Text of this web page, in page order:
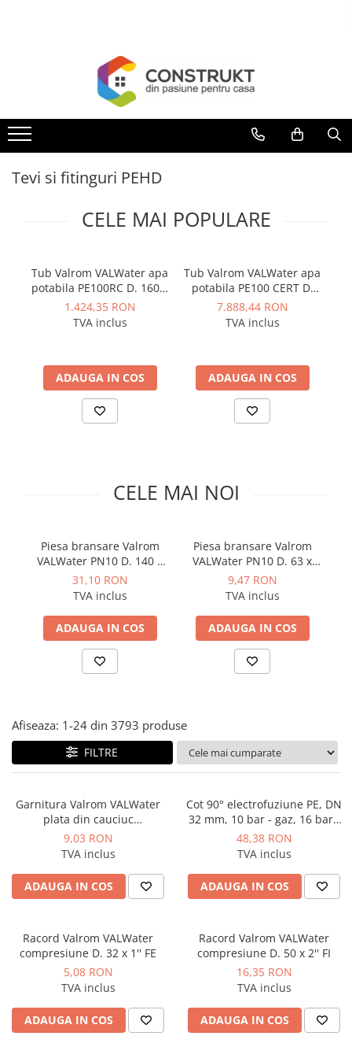
Termoseminee, seminee si sobe
Cazane pe combustibil solid
Cazane pe combustibil gazos/lichid
Aeroterme si destratificatoare de
Radiatoare si convectoare
Incalzire in pardoseala
Panouri radiante si incalzitoare cu
Schimbatoare de caldura
Pompe de caldura
Generatoare de abur
egalizare
Pompe de circulatie si accesorii
Vase de expansiune termice
Detectoare si regulatoare de gaz si
Producere apa calda menajera
Instant apa calda pe gaz / GPL
Panouri solare si fotovoltaice
Panouri solare cu tuburi vidate
Pachete complete panouri solare
Echipamente pentru panouri
Panouri solare fotovoltaice
Perdele de aer
Ventiloconvectoare si sisteme VRF
Rooftop-uri pentru racire si
Tevi si fitinguri PEHD
CELE MAI POPULARE
Tub Valrom VALWater apa
potabila PE100RC D. 160 x
9,5mm PN10 SDR17 bara
13m
1.424,35 RON
TVA inclus
ADAUGA IN COS
Tub Valrom VALWater apa
potabila PE100 CERT D.
500 x 19,1mm PN6 SDR26
bara 13m
7.888,44 RON
TVA inclus
ADAUGA IN COS
CELE MAI NOI
Piesa bransare Valrom
VALWater PN10 D. 140 x
1"1/2"
31,10 RON
TVA inclus
ADAUGA IN COS
Piesa bransare Valrom
VALWater PN10 D. 63 x
1"1/4"
9,47 RON
TVA inclus
ADAUGA IN COS
Afiseaza: 1-24 din 3793 produse
FILTRE
Garnitura Valrom VALWater
plata din cauciuc
pentruflansa D. 90 DN 80
9,03 RON
TVA inclus
ADAUGA IN COS
Cot 90° electrofuziune PE, DN
32 mm, 10 bar - gaz, 16 bar -
apa, SDR 11, Georg Fischer
48,38 RON
TVA inclus
ADAUGA IN COS
Racord Valrom VALWater
compresiune D. 32 x 1'' FE
5,08 RON
TVA inclus
ADAUGA IN COS
Racord Valrom VALWater
compresiune D. 50 x 2'' FI
16,35 RON
TVA inclus
ADAUGA IN COS